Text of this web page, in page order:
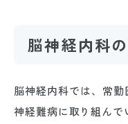
脳神経内科
脳神経内科では、常
神経難病に取り組んで